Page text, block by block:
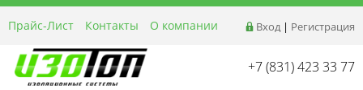
Вход | Регистрация
Прайс-Лист Контакты
О компании
Реквизиты
Доставка
Акции и Распродажи
+7 (831) 423 33 77